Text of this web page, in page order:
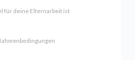
für deine Elternarbeit ist